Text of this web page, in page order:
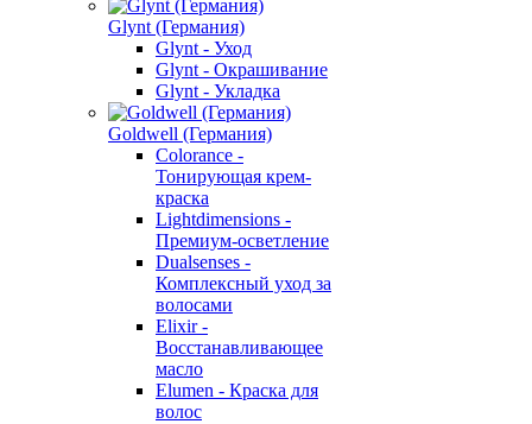
Glynt (Германия)
Glynt - Уход
Glynt - Окрашивание
Glynt - Укладка
Goldwell (Германия)
Colorance -
Тонирующая крем-
краска
Lightdimensions -
Премиум-осветление
Dualsenses -
Комплексный уход за
волосами
Elixir -
Восстанавливающее
масло
Elumen - Краска для
волос